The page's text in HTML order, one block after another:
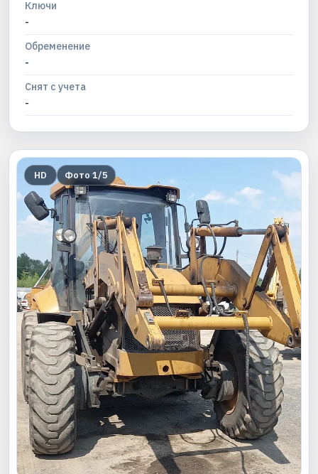
Ключи
-
Обременение
-
Снят с учета
-
HD Фото1/5